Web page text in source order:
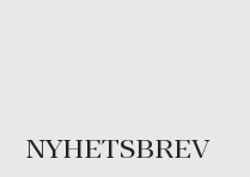
NYHETSBREV